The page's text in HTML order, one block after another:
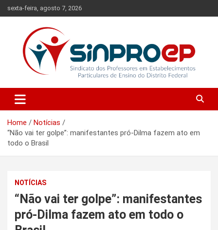
to
sexta-feira, agosto 7, 2026
Sinproep-DF
Ensino do Distrito Federal
Home
Notícias
“Não vai ter golpe”: manifestantes pró-Dilma fazem ato em
todo o Brasil
NOTÍCIAS
“Não vai ter golpe”: manifestantes
pró-Dilma fazem ato em todo o